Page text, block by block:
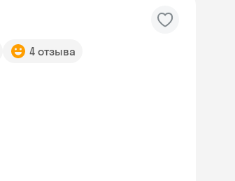
4 отзыва